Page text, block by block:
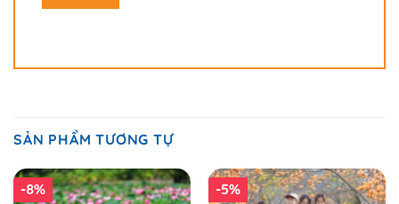
SẢN PHẨM TƯƠNG TỰ
-8% -5%